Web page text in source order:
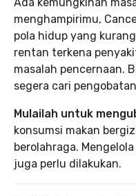
menghampirimu,
pola hidup yang
rentan terkena
masalah pencernaan.
segera cari
Mulailah untuk
konsumsi makan
berolahraga.
juga perlu dilakukan.